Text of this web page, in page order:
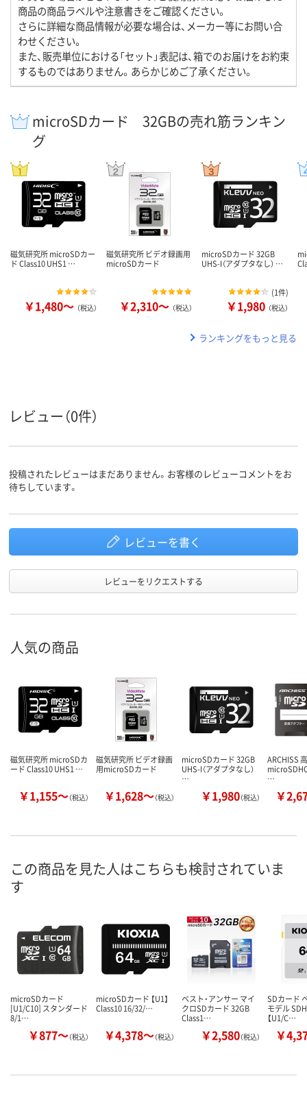
商品の商品ラベルや注意書きをご確認ください。
さらに詳細な商品情報が必要な場合は、メーカー等にお問い合
わせください。
また、販売単位における「セット」表記は、箱でのお届けをお約束
するものではありません。あらかじめご了承ください。
microSDカード 32GBの売れ筋ランキン
グ
磁気研究所 microSDカー
ド Class10 UHS1 …
￥1,480～ （税込）
磁気研究所 ビデオ録画用
microSDカード
￥2,310～ （税込）
microSDカード 32GB
UHS-I（アダプタなし） …
(1件)
￥1,980 （税込）
ランキングをもっと見る
レビュー（0件）
投稿されたレビューはまだありません。お客様のレビューコメントをお
待ちしています。
レビューを書く
レビューをリクエストする
人気の商品
磁気研究所 microSDカ
ード Class10 UHS1 …
￥1,155～（税込）
磁気研究所 ビデオ録画
用microSDカード
￥1,628～（税込）
microSDカード 32GB
UHS-I（アダプタなし）
…
￥1,980（税込）
ARCHISS
…
￥
この商品を見た人はこちらも検討されていま
す
microSDカード
[U1/C10] スタンダード
8/1…
￥877～（税込）
microSDカード 【U1】
Class10 16/32/…
￥4,378～（税込）
ベスト・アンサー マイ
クロSDカード 32GB
Class1…
￥2,580（税込）
SDカード
モデル
【U1/C…
￥